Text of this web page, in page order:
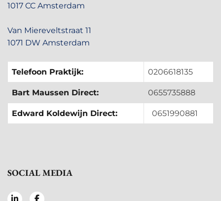
1017 CC Amsterdam
Van Miereveltstraat 11
1071 DW Amsterdam
Telefoon Praktijk: 0206618135
Bart Maussen Direct: 0655735888
Edward Koldewijn Direct: 0651990881
SOCIAL MEDIA